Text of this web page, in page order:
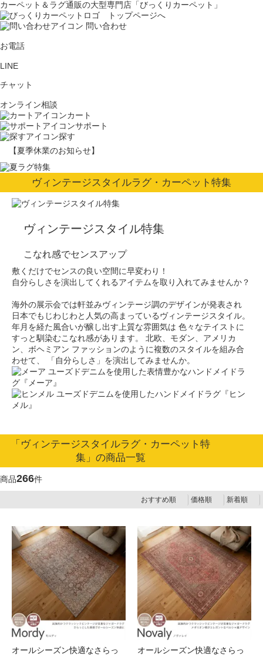
カーペット＆ラグ通販の大型専門店「びっくりカーペット」
問い合わせ
お電話
LINE
チャット
オンライン相談
カート
サポート
探す
【夏季休業のお知らせ】
ヴィンテージスタイルラグ・カーペット特集
ヴィンテージスタイル特集
こなれ感でセンスアップ
敷くだけでセンスの良い空間に早変わり！
自分らしさを演出してくれるアイテムを取り入れてみませんか？
海外の展示会では軒並みヴィンテージ調のデザインが発表され
日本でもじわじわと人気の高まっているヴィンテージスタイル。
年月を経た風合いが醸し出す上質な雰囲気は 色々なテイストに
すっと馴染むこなれ感があります。
北欧、モダン、アメリカ
ン、ボヘミアン ファッションのように複数のスタイルを組み合
わせて、
「自分らしさ」を演出してみませんか。
ユーズドデニムを使用した表情豊かなハンドメイドラ
グ『メーア』
ユーズドデニムを使用したハンドメイドラグ『ヒン
メル』
「ヴィンテージスタイルラグ・カーペット特
集」の商品一覧
商品266件
おすすめ順 価格順 新着順
オールシーズン快適なさらっ
オールシーズン快適なさらっ